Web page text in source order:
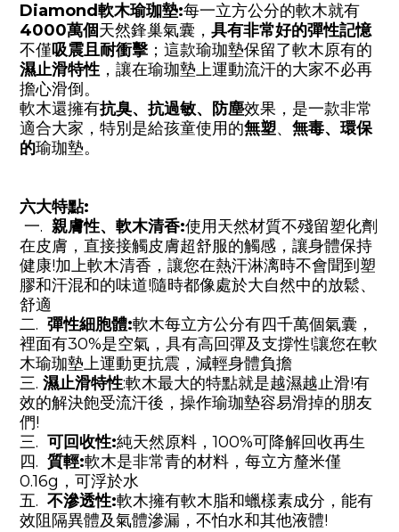
Diamond軟木瑜珈墊:每一立方公分的軟木就有
4000萬個天然鋒巢氣囊， 具有非常好的彈性記憶
不僅吸震且耐衝擊 ；這款瑜珈墊保留了軟木原有的
濕止滑特性 ，讓在瑜珈墊上運動流汗的大家不必再
擔心滑倒。
軟木還擁有抗臭、抗過敏、防塵效果，是一款非常
適合大家，特別是給孩童使用的無塑、 無毒、環保
的瑜珈墊。
六大特點:
一. 親膚性、軟木清香:使用天然材質不殘留塑化劑
在皮膚，直接接觸皮膚超舒服的觸感，讓身體保持
健康!加上軟木清香，讓您在熱汗淋漓時不會聞到塑
膠和汗混和的味道!隨時都像處於大自然中的放鬆、
舒適
二. 彈性細胞體:軟木每立方公分有四千萬個氣囊，
裡面有30%是空氣，具有高回彈及支撐性!讓您在軟
木瑜珈墊上運動更抗震，減輕身體負擔
三. 濕止滑特性:軟木最大的特點就是越濕越止滑!有
效的解決飽受流汗後，操作瑜珈墊容易滑掉的朋友
們!
三. 可回收性:純天然原料，100%可降解回收再生
四. 質輕:軟木是非常青的材料，每立方釐米僅
0.16g，可浮於水
五. 不滲透性:軟木擁有軟木脂和蠟樣素成分，能有
效阻隔異體及氣體滲漏，不怕水和其他液體!